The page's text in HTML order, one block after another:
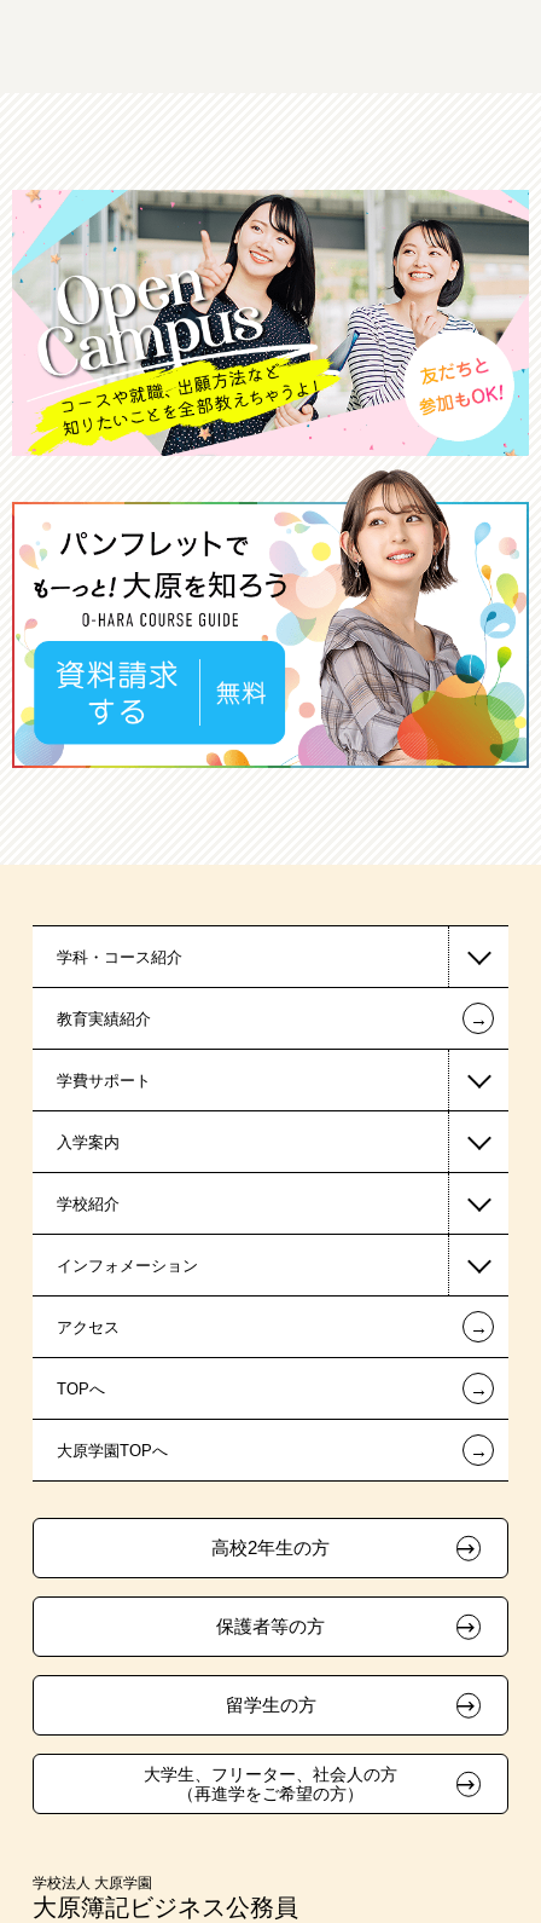
学科・コース紹介
国家公務員・地方公務員系
警察官・消防官系
公認会計士・税理士系
ビジネス系
医療事務系
スポーツ・トレーナー系
東京経営大学 学士取得コース
教育実績紹介 ←
学費サポート
高等教育の修学支援新制度
日本学生支援機構の奨学金
日本政策金融公庫（国の教育ローン）
提携教育ローン
新聞奨学生
専門実践教育訓練給付金制度
面接のみによる特待生制度
取得資格による特待生制度
吹奏楽部による特待生制度
スポーツクラブ特待生制度
入学案内
一般入学
AO入学制度
指定校推薦入学
特別推薦入学
推薦入学
生徒会活動推薦入学
自己推薦入学
東京経営大学への3年次編入学
大学・短大・公務員併願制度
親族紹介制度
学校紹介
在校生からあなたへ
夢を叶えた先輩たち
施設・研修所
学生寮・マンションのご案内
大原学園グループ案内
インフォメーション
お知らせ・新着情報
在校生へのお知らせ
各種証明書の発行ご希望の方
採用ご担当の方
アクセス ←
TOPへ ←
大原学園TOPへ ←
高校2年生の方
保護者等の方
留学生の方
大学生、フリーター、社会人の方
（再進学をご希望の方）
学校法人 大原学園
大原簿記ビジネス公務員